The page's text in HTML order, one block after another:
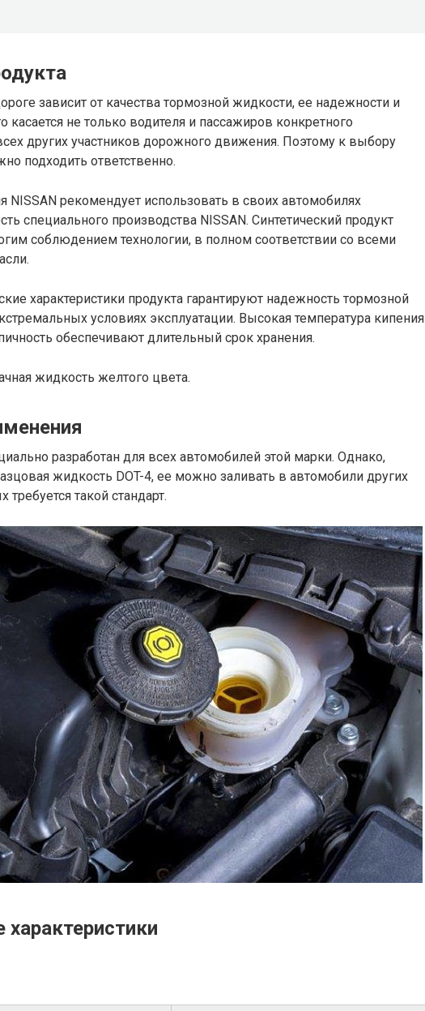
зависит от качества тормозной жидкости, ее надежности и
касается не только водителя и пассажиров конкретного
других участников дорожного движения. Поэтому к выбору
подходить ответственно.
NISSAN рекомендует использовать в своих автомобилях
специального производства NISSAN. Синтетический продукт
соблюдением технологии, в полном соответствии со всеми
характеристики продукта гарантируют надежность тормозной
условиях эксплуатации. Высокая температура кипения
обеспечивают длительный срок хранения.
жидкость желтого цвета.
разработан для всех автомобилей этой марки. Однако,
жидкость DOT-4, ее можно заливать в автомобили других
требуется такой стандарт.
характеристики